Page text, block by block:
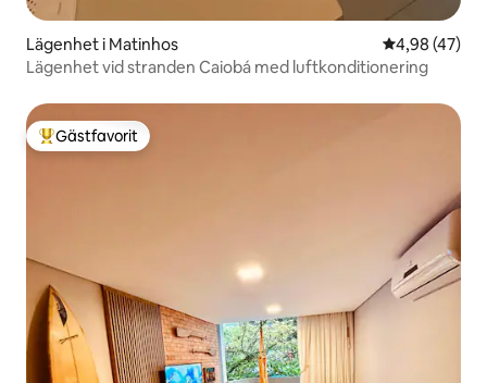
Lägenhet i Matinhos 4,98 av 5 i
4,98 (47)
Lägenhet vid stranden Caiobá med luftkonditionering
Populär gästfavorit
Gästfavorit